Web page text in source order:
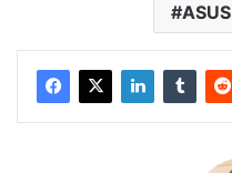
ASUS